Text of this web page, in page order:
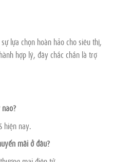
lựa chọn hoàn hảo cho siêu thị,
hợp lý, đây chắc chắn là trợ
hiện nay.
mãi ở đâu?